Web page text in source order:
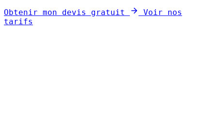
Obtenir mon devis gratuit
Voir nos
tarifs